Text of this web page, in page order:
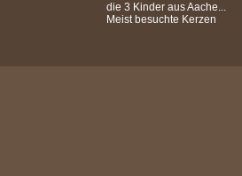
die 3 Kinder aus Aache...
Meist besuchte Kerzen